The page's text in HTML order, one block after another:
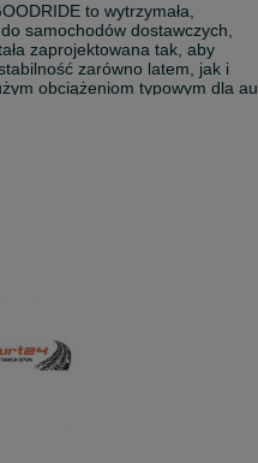
to wytrzymała,
samochodów dostawczych,
zaprojektowana tak, aby
zarówno latem, jak i
obciążeniom typowym dla
drogach.
ryzyko aquaplaningu i